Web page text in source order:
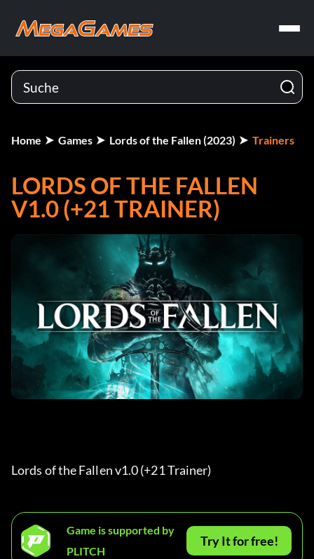
Home Games Lords of the Fallen (2023) Trainers
LORDS OF THE FALLEN
V1.0 (+21 TRAINER)
Lords of the Fallen v1.0 (+21 Trainer)
Game is supported by
PLITCH
Try It for free!